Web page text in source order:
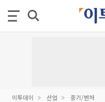
이투데이 산업 중기/벤처